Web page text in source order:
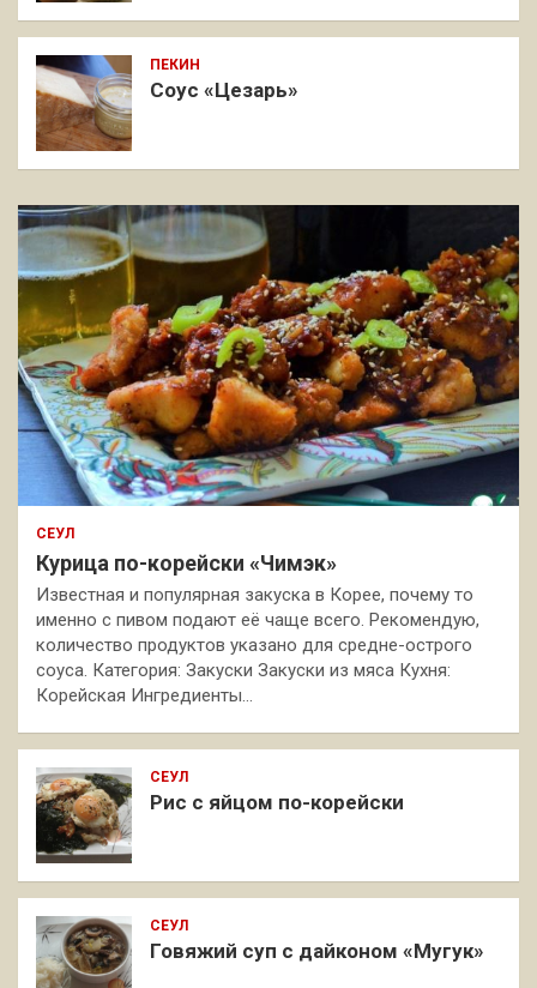
ПЕКИН
Соус «Цезарь»
СЕУЛ
Курица по-корейски «Чимэк»
Известная и популярная закуска в Корее, почему то
именно с пивом подают её чаще всего. Рекомендую,
количество продуктов указано для средне-острого
соуса. Категория: Закуски Закуски из мяса Кухня:
Корейская Ингредиенты…
СЕУЛ
Рис с яйцом по-корейски
СЕУЛ
Говяжий суп с дайконом «Мугук»